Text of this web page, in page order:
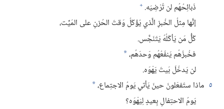
ذَبائِحُهُم لن تُرْضِيَه.‏ +
إنَّها مِثلُ الخُبزِ الَّذي يُؤْكَلُ وَقتَ الحُزنِ على المَيِّت،‏
كُلُّ مَن يَأكُلُهُ يَتَنَجَّس.‏
فخُبزُهُم يَنفَعُهُم وَحدَهُم،‏*
لن يَدخُلَ بَيتَ يَهْوَه.‏
٥ ماذا ستَفعَلونَ حينَ يَأتي يَومُ الاجتِماع،‏*
يَومُ الاحتِفالِ بِعيدٍ لِيَهْوَه؟‏